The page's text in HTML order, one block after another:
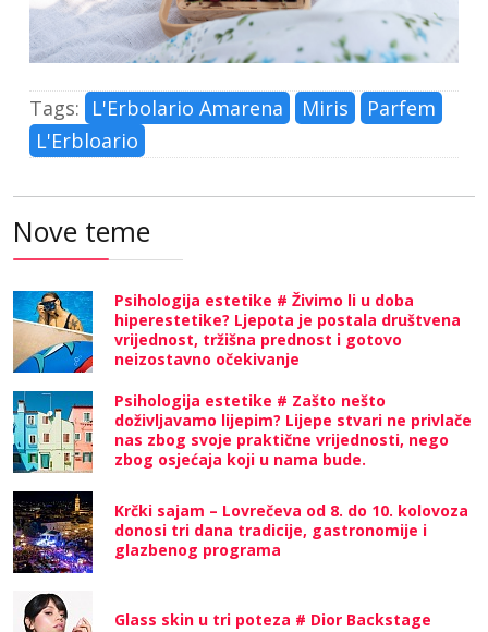
Tags: L'Erbolario Amarena Miris
Parfem
L'Erbloario
Nove teme
Psihologija estetike # Živimo li u doba
hiperestetike? Ljepota je postala društvena
vrijednost, tržišna prednost i gotovo
neizostavno očekivanje
Psihologija estetike # Zašto nešto
doživljavamo lijepim? Lijepe stvari ne privlače
nas zbog svoje praktične vrijednosti, nego
zbog osjećaja koji u nama bude.
Krčki sajam – Lovrečeva od 8. do 10. kolovoza
donosi tri dana tradicije, gastronomije i
glazbenog programa
Glass skin u tri poteza # Dior Backstage